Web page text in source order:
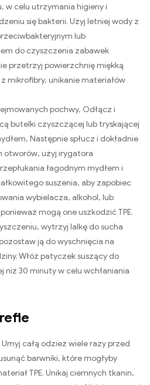
w celu utrzymania higieny i
się bakterii. Użyj letniej wody z
lub
do czyszczenia zabawek
przetrzyj powierzchnię miękką
mikrofibry, unikanie materiałów
pochwy, Odłącz i
butelki czyszczącej lub tryskającej
Następnie spłucz i dokładnie
otworów, użyj irygatora
łagodnym mydłem i
suszenia, aby zapobiec
wybielacza, alkohol, lub
mogą one uszkodzić TPE.
wytrzyj lalkę do sucha
ją do wyschnięcia na
Włóż patyczek suszący do
niż 30 minuty w celu wchłaniania
Umyj całą odzież wiele razy przed
barwniki, które mogłyby
TPE. Unikaj ciemnych tkanin,